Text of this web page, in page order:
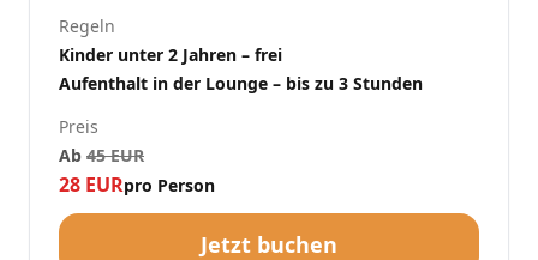
Regeln
Kinder unter 2 Jahren – frei
Aufenthalt in der Lounge – bis zu 3 Stunden
Preis
Ab 45 EUR
28 EURpro Person
Jetzt buchen